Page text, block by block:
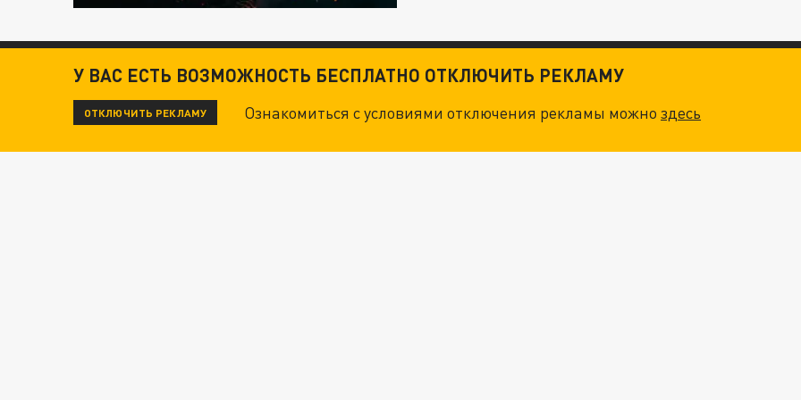
У ВАС ЕСТЬ ВОЗМОЖНОСТЬ БЕСПЛАТНО ОТКЛЮЧИТЬ РЕКЛАМУ
ОТКЛЮЧИТЬ РЕКЛАМУ Ознакомиться с условиями отключения рекламы можноздесь